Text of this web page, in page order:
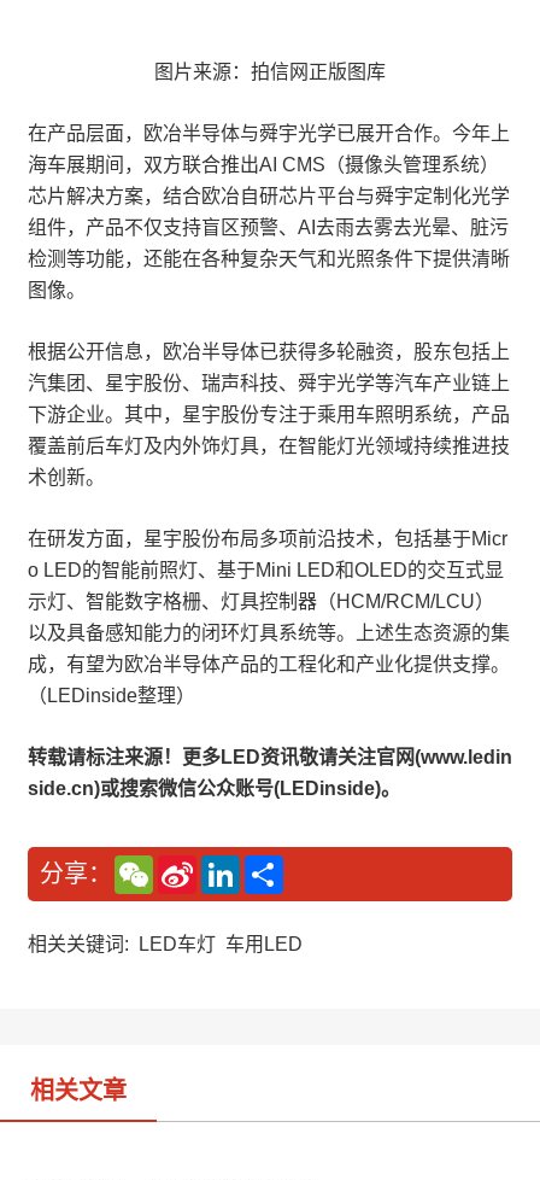
图片来源：拍信网正版图库
在产品层面，欧冶半导体与舜宇光学已展开合作。今年上
海车展期间，双方联合推出AI CMS（摄像头管理系统）
芯片解决方案，结合欧冶自研芯片平台与舜宇定制化光学
组件，产品不仅支持盲区预警、AI去雨去雾去光晕、脏污
检测等功能，还能在各种复杂天气和光照条件下提供清晰
图像。
根据公开信息，欧冶半导体已获得多轮融资，股东包括上
汽集团、星宇股份、瑞声科技、舜宇光学等汽车产业链上
下游企业。其中，星宇股份专注于乘用车照明系统，产品
覆盖前后车灯及内外饰灯具，在智能灯光领域持续推进技
术创新。
在研发方面，星宇股份布局多项前沿技术，包括基于Micr
o LED的智能前照灯、基于Mini LED和OLED的交互式显
示灯、智能数字格栅、灯具控制器（HCM/RCM/LCU）
以及具备感知能力的闭环灯具系统等。上述生态资源的集
成，有望为欧冶半导体产品的工程化和产业化提供支撑。
（LEDinside整理）
转载请标注来源！更多LED资讯敬请关注官网(www.ledin
side.cn)或搜索微信公众账号(LEDinside)。
分享：
W
e
C
a
S
n
W
L
n
e
相关关键词: LED车灯 车用LED
相关文章